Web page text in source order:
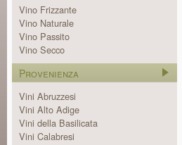
Vino Frizzante
Vino Naturale
Vino Passito
Vino Secco
Provenienza
Vini Abruzzesi
Vini Alto Adige
Vini della Basilicata
Vini Calabresi